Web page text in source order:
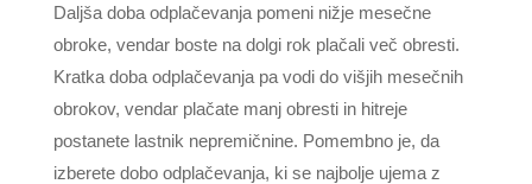
Daljša doba odplačevanja pomeni nižje mesečne
obroke, vendar boste na dolgi rok plačali več obresti.
Kratka doba odplačevanja pa vodi do višjih mesečnih
obrokov, vendar plačate manj obresti in hitreje
postanete lastnik nepremičnine. Pomembno je, da
izberete dobo odplačevanja, ki se najbolje ujema z